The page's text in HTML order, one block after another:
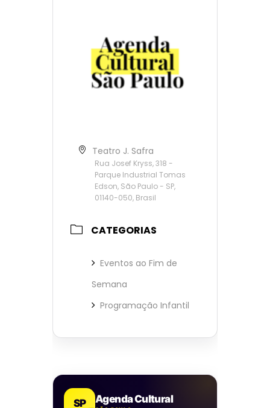
Teatro J. Safra
Rua Josef Kryss, 318 -
Parque Industrial Tomas
Edson, São Paulo - SP,
01140-050, Brasil
CATEGORIAS
Eventos ao Fim de
Semana
Programação Infantil
SP Agenda Cultural